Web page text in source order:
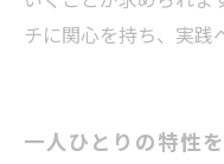
チに関心を持ち、実践
一人ひとりの特性